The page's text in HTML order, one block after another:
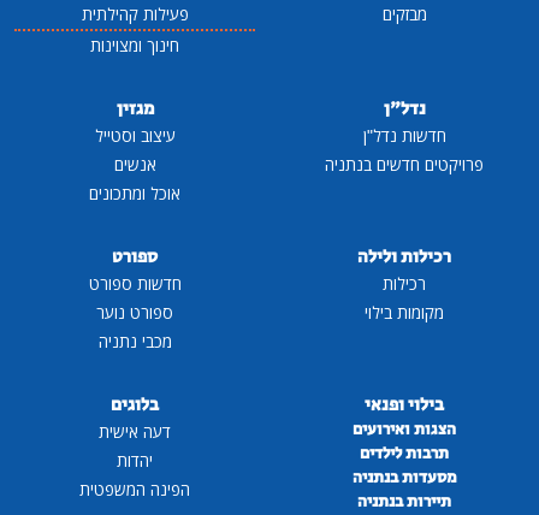
מבזקים
פעילות קהילתית
חינוך ומצוינות
נדל"ן
חדשות נדל"ן
פרויקטים חדשים בנתניה
מגזין
עיצוב וסטייל
אנשים
אוכל ומתכונים
רכילות ולילה
רכילות
מקומות בילוי
ספורט
חדשות ספורט
ספורט נוער
מכבי נתניה
בילוי ופנאי
הצגות ואירועים
תרבות לילדים
מסעדות בנתניה
תיירות בנתניה
בלוגים
דעה אישית
יהדות
הפינה המשפטית